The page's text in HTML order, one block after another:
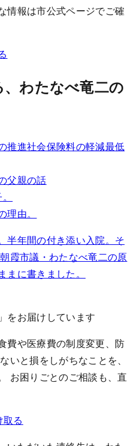
情報は市公式ページでご確
わたなべ竜二の
推進社会保険料の軽減最低
父親の話
由。
半年間の付き添い入院。そ
霞市議・わたなべ竜二の原
まに書きました。
をお届けしています
費や医療費の制度変更、防
いと損をしがちなことを、
お困りごとのご相談も、直
取る